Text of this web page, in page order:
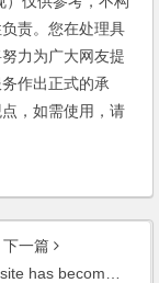
责。您在处理具
力为广大网友提
作出正式的承
，如需使用，请
下一篇
of extremely important, literally vital information